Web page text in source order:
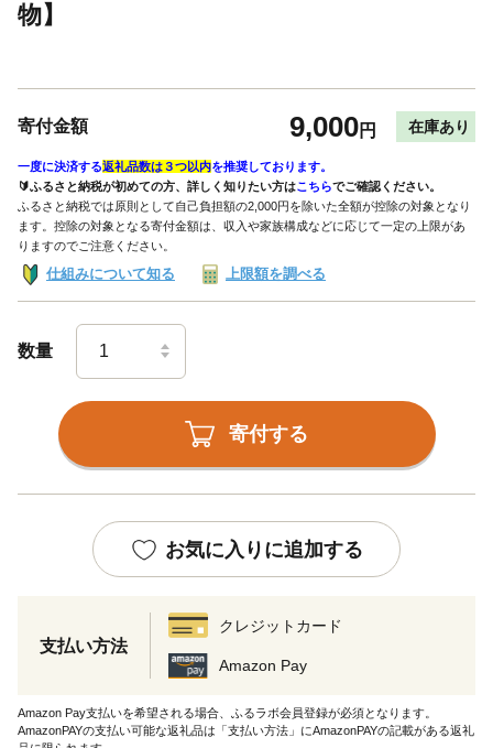
物】
寄付金額 9,000円 在庫あり
一度に決済する返礼品数は３つ以内を推奨しております。
🔰ふるさと納税が初めての方、詳しく知りたい方はこちらでご確認ください。
ふるさと納税では原則として自己負担額の2,000円を除いた全額が控除の対象となり
ます。控除の対象となる寄付金額は、収入や家族構成などに応じて一定の上限があ
りますのでご注意ください。
仕組みについて知る 上限額を調べる
数量
寄付する
お気に入りに追加する
支払い方法
クレジットカード
Amazon Pay
Amazon Pay支払いを希望される場合、ふるラボ会員登録が必須となります。
AmazonPAYの支払い可能な返礼品は「支払い方法」にAmazonPAYの記載がある返礼